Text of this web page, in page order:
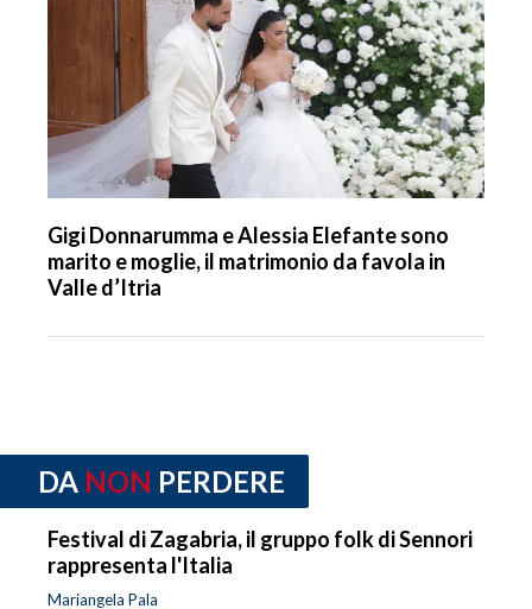
Gigi Donnarumma e Alessia Elefante sono
marito e moglie, il matrimonio da favola in
Valle d’Itria
DA NON PERDERE
Festival di Zagabria, il gruppo folk di Sennori
rappresenta l'Italia
Mariangela Pala